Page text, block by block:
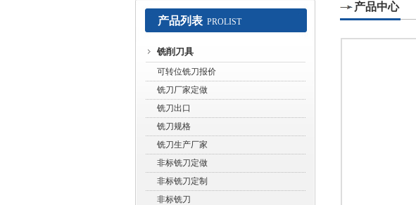
常州赛默工具有限公司
产品列表 PROLIST
铣削刀具
可转位铣刀报价
铣刀厂家定做
铣刀出口
铣刀规格
铣刀生产厂家
非标铣刀定做
非标铣刀定制
非标铣刀
产品中心